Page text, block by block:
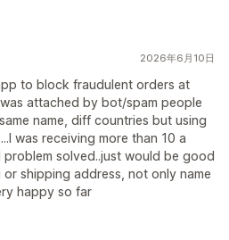
2026年6月10日
to block fraudulent orders at
attached by bot/spam people
name, diff countries but using
was receiving more than 10 a
solved..just would be good
shipping address, not only name
happy so far